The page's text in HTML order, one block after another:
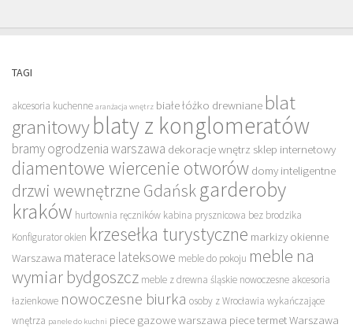
TAGI
akcesoria kuchenne aranżacja wnętrz białe łóżko drewniane blat
granitowyblaty z konglomeratów
bramy ogrodzenia warszawa dekoracje wnętrz sklep internetowy
diamentowe wiercenie otworów domy inteligentne
drzwi wewnętrzne Gdańsk garderoby
kraków hurtownia ręczników kabina prysznicowa bez brodzika
Konfigurator okien krzesełka turystyczne markizy okienne
Warszawa materace lateksowe meble do pokoju meble na
wymiar bydgoszcz meble z drewna śląskie nowoczesne akcesoria
łazienkowe nowoczesne biurka osoby z Wrocławia wykańczające
wnętrza panele do kuchni piece gazowe warszawa piece termet Warszawa